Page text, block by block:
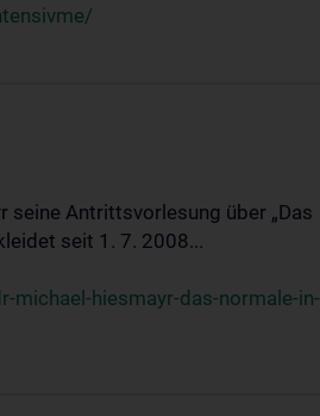
seine Antrittsvorlesung über „Das
seit 1. 7. 2008...
hiesmayr-das-normale-in-